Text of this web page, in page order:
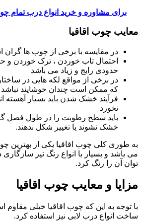
برای مشاوره و خرید انواع درب تمام
معایب چوب اقاقیا
در مقایسه با برخی از چوب ها
احتمال تاب خوردن ، ترک خوردن و
حدودی رایج و زیاد می باشد
در برخی از مواقع لکه هایی در
که ممکن است چندان خوشایند نباشد
فرآیند خشک شدن باید بسیار آهسته
نخورد
باید سطح رطوبت را در طول فصل
خشک نشوند یا تغییر شکل ندهند.
به طوری کلی چوب اقاقیا یکی از بهترین
می باشد و بسیار با انواع رنگ نیز
توان آن را رنگ کرد.
مزایا و معایب چوب اقاقیا
با توجه به این که چوب اقاقیا خیلی مقاوم
ساخت انواع درب لابی نیز استفاده کرد.